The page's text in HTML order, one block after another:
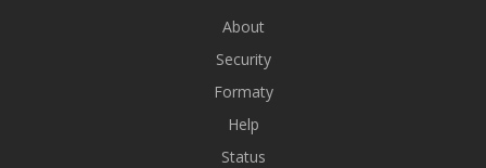
About
Security
Formaty
Help
Status